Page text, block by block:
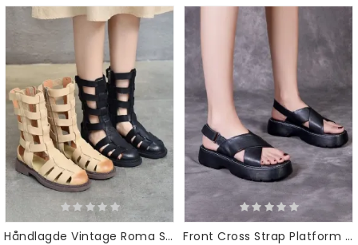
Håndlagde Vintage Roma Style Mid-calf Sandaler
Front Cross Strap Platform Sandaler Slingback